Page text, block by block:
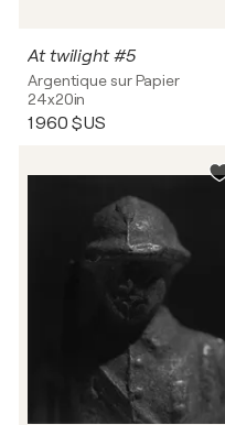
At twilight #5
Argentique sur Papier
24x20in
1 960 $US